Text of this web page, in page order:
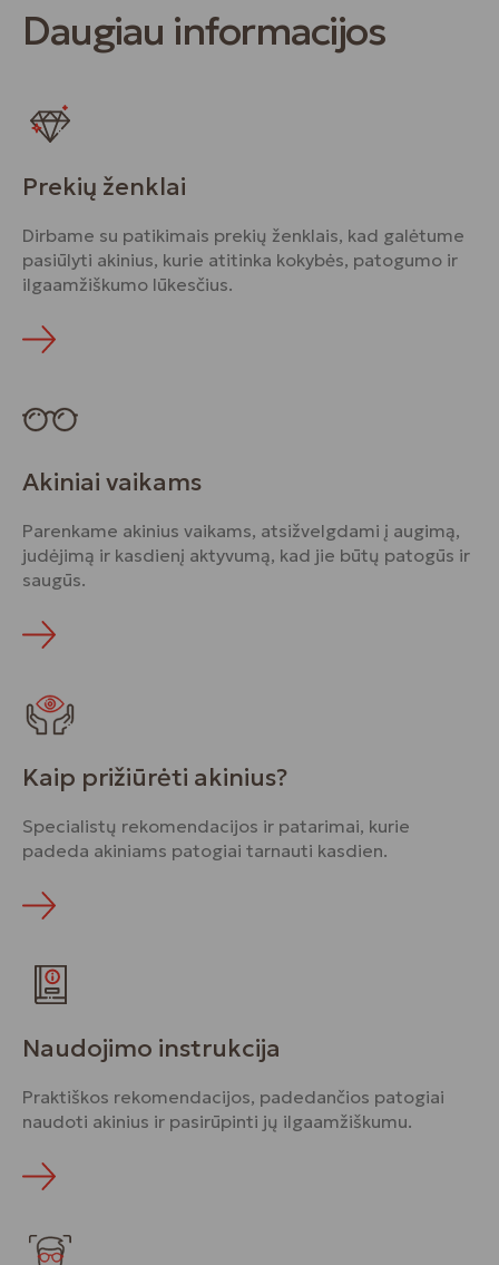
Daugiau informacijos
Prekių ženklai
Dirbame su patikimais prekių ženklais, kad galėtume
pasiūlyti akinius, kurie atitinka kokybės, patogumo ir
ilgaamžiškumo lūkesčius.
Akiniai vaikams
Parenkame akinius vaikams, atsižvelgdami į augimą,
judėjimą ir kasdienį aktyvumą, kad jie būtų patogūs ir
saugūs.
Kaip prižiūrėti akinius?
Specialistų rekomendacijos ir patarimai, kurie
padeda akiniams patogiai tarnauti kasdien.
Naudojimo instrukcija
Praktiškos rekomendacijos, padedančios patogiai
naudoti akinius ir pasirūpinti jų ilgaamžiškumu.